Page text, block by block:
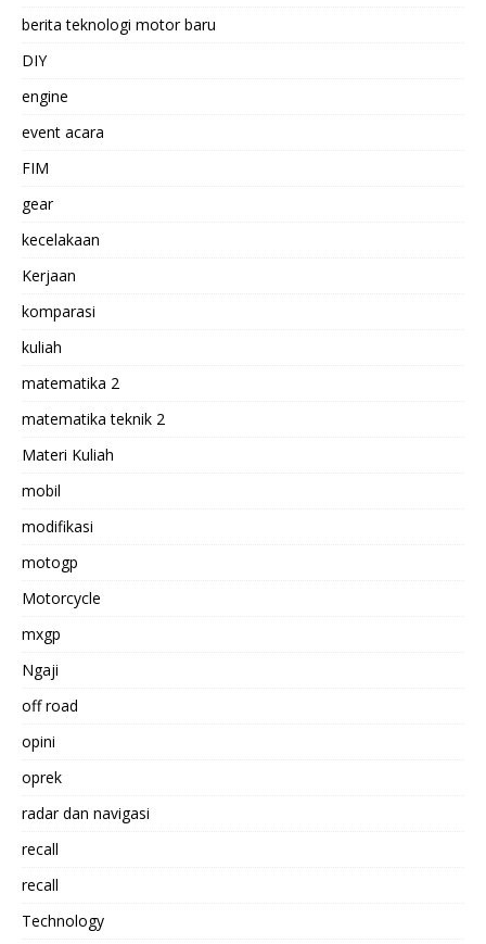
berita teknologi motor baru
DIY
engine
event acara
FIM
gear
kecelakaan
Kerjaan
komparasi
kuliah
matematika 2
matematika teknik 2
Materi Kuliah
mobil
modifikasi
motogp
Motorcycle
mxgp
Ngaji
off road
opini
oprek
radar dan navigasi
recall
recall
Technology